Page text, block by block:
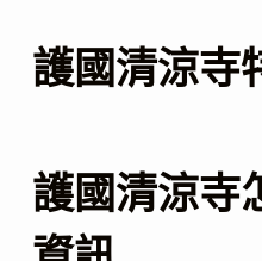
護國清涼寺
護國清涼寺